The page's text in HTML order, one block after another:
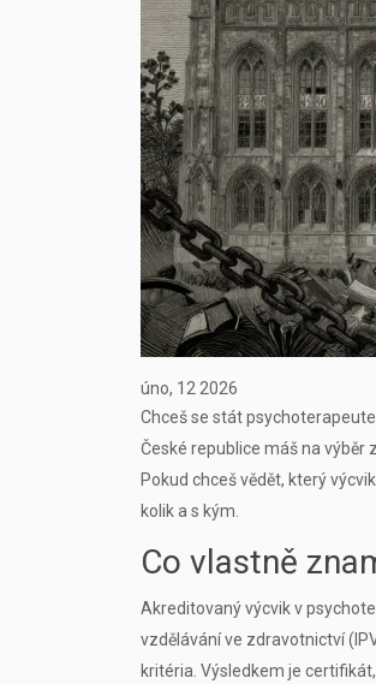
úno, 12 2026
Chceš se stát
České republice máš na výběr
Pokud chceš vědět, který
kolik a s kým.
Co vlastně
Akreditovaný výcvik v
vzdělávání ve zdravotnictví
kritéria. Výsledkem je